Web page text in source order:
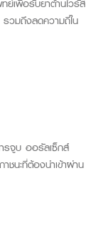
รวมถึงลดความถี่ใน
รจูบ ออรัลเซ็กส์
ชนะที่ต้องนำเข้าผ่าน